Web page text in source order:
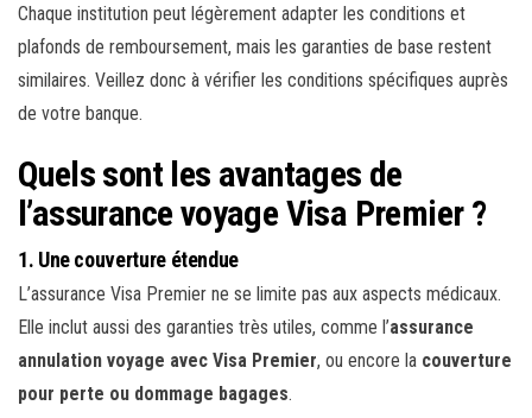
Chaque institution peut légèrement adapter les conditions et
plafonds de remboursement, mais les garanties de base restent
similaires. Veillez donc à vérifier les conditions spécifiques auprès
de votre banque.
Quels sont les avantages de
l’assurance voyage Visa Premier ?
1. Une couverture étendue
L’assurance Visa Premier ne se limite pas aux aspects médicaux.
Elle inclut aussi des garanties très utiles, comme l’assurance
annulation voyage avec Visa Premier, ou encore la couverture
pour perte ou dommage bagages.